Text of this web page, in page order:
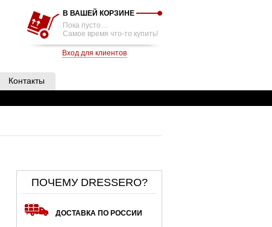
В ВАШЕЙ КОРЗИНЕ
Пока пусто…
Самое время что-то купить!
Вход для клиентов
Контакты
ПОЧЕМУ DRESSERO?
ДОСТАВКА ПО РОССИИ